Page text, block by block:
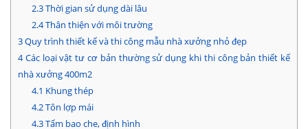
2.3Thời gian sử dụng dài lâu
2.4Thân thiện với môi trường
3Quy trình thiết kế và thi công mẫu nhà xưởng nhỏ đẹp
4Các loại vật tư cơ bản thường sử dụng khi thi công bản thiết kế
nhà xưởng 400m2
4.1 Khung thép
4.2Tôn lợp mái
4.3Tấm bao che, định hình